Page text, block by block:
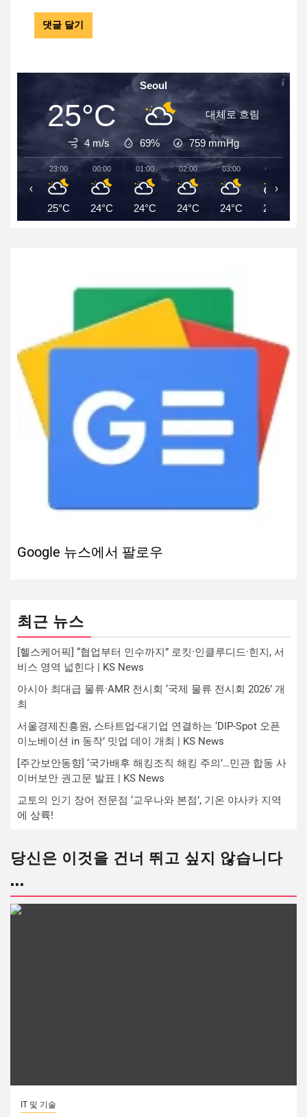
Seoul
25°C 대체로 흐림
4 m/s 69% 759 mmHg
23:00
25°C
00:00
24°C
01:00
24°C
02:00
24°C
03:00
24°C
04:00
24°C
‹ ›
Google 뉴스에서 팔로우
최근 뉴스
[헬스케어픽] “협업부터 인수까지” 로킷·인클루디드·힌지, 서
비스 영역 넓힌다 | KS News
아시아 최대급 물류·AMR 전시회 ‘국제 물류 전시회 2026’ 개
최
서울경제진흥원, 스타트업-대기업 연결하는 ‘DIP-Spot 오픈
이노베이션 in 동작’ 밋업 데이 개최 | KS News
[주간보안동향] ‘국가배후 해킹조직 해킹 주의’…민관 합동 사
이버보안 권고문 발표 | KS News
교토의 인기 장어 전문점 ‘교우나와 본점’, 기온 야사카 지역
에 상륙!
당신은 이것을 건너 뛰고 싶지 않습니다
...
IT 및 기술